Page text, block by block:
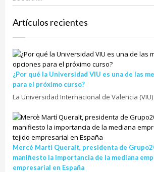
Artículos recientes
¿Por qué la Universidad VIU es una de las
para el próximo curso?
La Universidad Internacional de Valencia (VIU)
Mercè Martí Queralt, presidenta de
manifiesto la importancia de la mediana
empresarial en España